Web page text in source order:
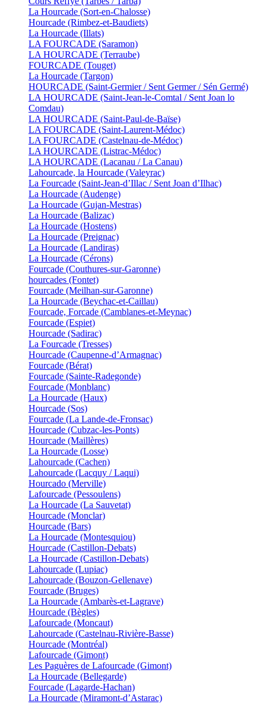
La Hourcade (Sort-en-Chalosse)
Hourcade (Rimbez-et-Baudiets)
La Hourcade (Illats)
LA FOURCADE (Saramon)
LA HOURCADE (Terraube)
FOURCADE (Touget)
La Hourcade (Targon)
HOURCADE (Saint-Germier / Sent Germer / Sén Germé)
LA HOURCADE (Saint-Jean-le-Comtal / Sent Joan lo
Comdau)
LA HOURCADE (Saint-Paul-de-Baïse)
LA FOURCADE (Saint-Laurent-Médoc)
LA FOURCADE (Castelnau-de-Médoc)
LA HOURCADE (Listrac-Médoc)
LA HOURCADE (Lacanau / La Canau)
Lahourcade, la Hourcade (Valeyrac)
La Fourcade (Saint-Jean-d’Illac / Sent Joan d’Ilhac)
La Hourcade (Audenge)
La Hourcade (Gujan-Mestras)
La Hourcade (Balizac)
La Hourcade (Hostens)
La Hourcade (Preignac)
La Hourcade (Landiras)
La Hourcade (Cérons)
Fourcade (Couthures-sur-Garonne)
hourcades (Fontet)
Fourcade (Meilhan-sur-Garonne)
La Hourcade (Beychac-et-Caillau)
Fourcade, Forcade (Camblanes-et-Meynac)
Fourcade (Espiet)
Hourcade (Sadirac)
La Fourcade (Tresses)
Hourcade (Caupenne-d’Armagnac)
Fourcade (Bérat)
Fourcade (Sainte-Radegonde)
Fourcade (Monblanc)
La Hourcade (Haux)
Hourcade (Sos)
Fourcade (La Lande-de-Fronsac)
Hourcade (Cubzac-les-Ponts)
Hourcade (Maillères)
La Hourcade (Losse)
Lahourcade (Cachen)
Lahourcade (Lacquy / Laqui)
Hourcado (Merville)
Lafourcade (Pessoulens)
La Hourcade (La Sauvetat)
Hourcade (Monclar)
Hourcade (Bars)
La Hourcade (Montesquiou)
Hourcade (Castillon-Debats)
La Hourcade (Castillon-Debats)
Lahourcade (Lupiac)
Lahourcade (Bouzon-Gellenave)
Fourcade (Bruges)
La Hourcade (Ambarès-et-Lagrave)
Hourcade (Bègles)
Lafourcade (Moncaut)
Lahourcade (Castelnau-Rivière-Basse)
Hourcade (Montréal)
Lafourcade (Gimont)
Les Paguères de Lafourcade (Gimont)
La Hourcade (Bellegarde)
Fourcade (Lagarde-Hachan)
La Hourcade (Miramont-d’Astarac)